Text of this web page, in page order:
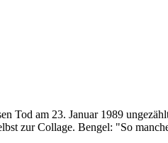
Tod am 23. Januar 1989
zur Collage. Bengel: "So